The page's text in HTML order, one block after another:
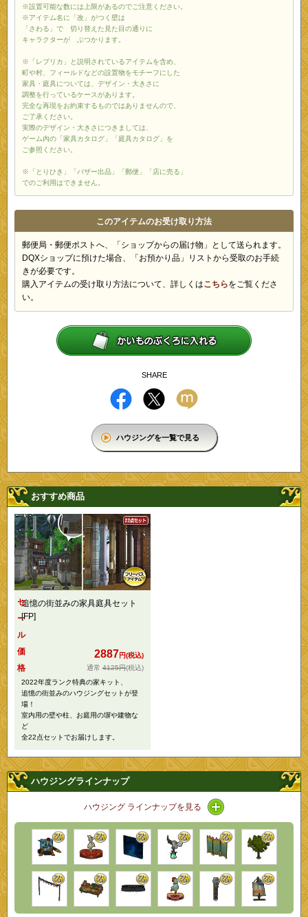
※設置可能な数には上限があるのでご注意ください。
※アイテム名に「改」がつく壁は
「さわる」で 切り替えた見た目の通りに
キャラクターが ぶつかります。
※「レプリカ」と説明されているアイテムを含め、
町や村、フィールドなどの設置物をモチーフにした
家具・庭具については、デザイン・大きさに
調整を行っているケースがあります。
完全な再現をお約束するものではありませんので、
ご了承ください。
実際のデザイン・大きさにつきましては、
ゲーム内の「家具カタログ」「庭具カタログ」を
ご参照ください。
※「とりひき」「バザー出品」「郵便」「店に売る」
でのご利用はできません。
このアイテムのお受け取り方法
郵便局・郵便ポストへ、「ショップからの届け物」として送られます。
DQXショップに預けた場合、「お預かり品」リストから受取のお手続
きが必要です。
購入アイテムの受け取り方法について、詳しくはこちらをご覧くださ
い。
SHARE
ハウジングを一覧で見る
おすすめ商品
追憶の街並みの家具庭具セット
[FP]
セ
ー
ル
価
格
2887円(税込)
4125円(税込)
2022年度ランク特典の家キット、
追憶の街並みのハウジングセットが登
場！
室内用の壁や柱、お庭用の塀や建物な
ど
全22点セットでお届けします。
ハウジングラインナップ
ハウジング ラインナップを見る アイコン / ラインナ